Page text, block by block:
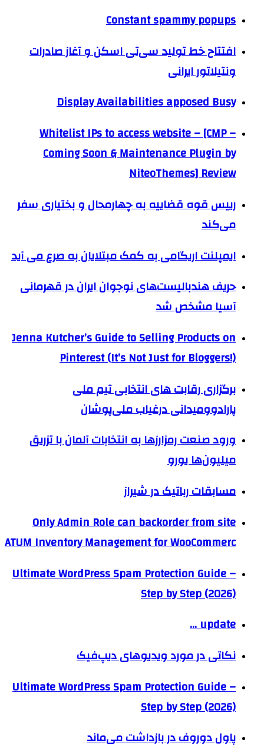
Constant spammy popups
افتتاح خط تولید سی‌تی اسکن و آغاز صادرات
ونتیلاتور ایرانی
Display Availabilities apposed Busy
Whitelist IPs to access website – [CMP –
Coming Soon & Maintenance Plugin by
NiteoThemes] Review
رییس قوه قضاییه به چهارمحال و بختیاری سفر
می‌کند
ایمپلنت اریگامی به کمک مبتلایان به صرع می آید
حریف هندبالیست‌های نوجوان ایران در قهرمانی
آسیا مشخص شد
Jenna Kutcher’s Guide to Selling Products on
Pinterest (It’s Not Just for Bloggers!)
برگزاری رقابت های انتخابی تیم ملی
پارادوومیدانی درغیاب ملی‌پوشان
ورود صنعت رمزارزها به انتخابات آلمان با تزریق
میلیون‌ها یورو
مسابقات رباتیک در شیراز
Only Admin Role can backorder from site
ATUM Inventory Management for WooCommerc
Ultimate WordPress Spam Protection Guide –
Step by Step (2026)
update …
نکاتی در مورد ویدیو‌های دیپ‌فیک
Ultimate WordPress Spam Protection Guide –
Step by Step (2026)
پاول دوروف در بازداشت می‌ماند